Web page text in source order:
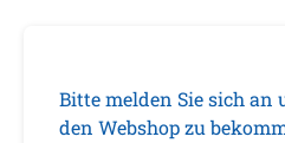
Bitte melden Sie sich
den Webshop zu